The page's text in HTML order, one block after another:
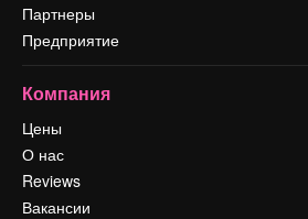
Партнеры
Предприятие
Компания
Цены
О нас
Reviews
Вакансии